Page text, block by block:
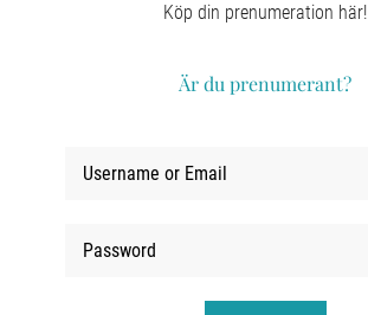
Köp din prenumeration här!
Är du prenumerant?